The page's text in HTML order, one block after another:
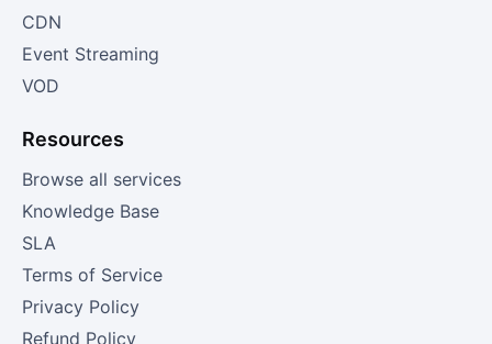
CDN
Event Streaming
VOD
Resources
Browse all services
Knowledge Base
SLA
Terms of Service
Privacy Policy
Refund Policy